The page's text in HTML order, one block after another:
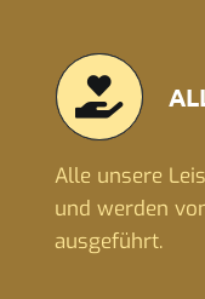
Alle unsere
und werden
ausgeführt.